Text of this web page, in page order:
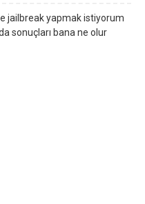
jailbreak yapmak istiyorum
sonuçları bana ne olur